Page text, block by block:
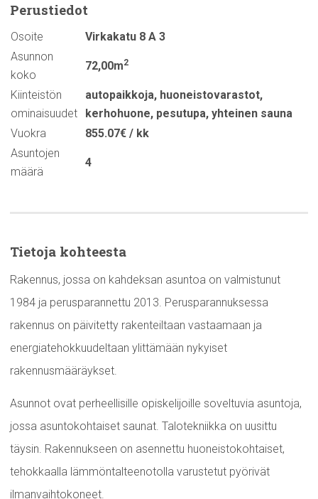
Perustiedot
Osoite
Virkakatu 8 A 3
Asunnon
koko
72,00m2
Kiinteistön
ominaisuudet
autopaikkoja, huoneistovarastot,
kerhohuone, pesutupa, yhteinen sauna
Vuokra
855.07€ / kk
Asuntojen
määrä
4
Tietoja kohteesta
Rakennus, jossa on kahdeksan asuntoa on valmistunut
1984 ja perusparannettu 2013. Perusparannuksessa
rakennus on päivitetty rakenteiltaan vastaamaan ja
energiatehokkuudeltaan ylittämään nykyiset
rakennusmääräykset.
Asunnot ovat perheellisille opiskelijoille soveltuvia asuntoja,
jossa asuntokohtaiset saunat. Talotekniikka on uusittu
täysin. Rakennukseen on asennettu huoneistokohtaiset,
tehokkaalla lämmöntalteenotolla varustetut pyörivät
ilmanvaihtokoneet.